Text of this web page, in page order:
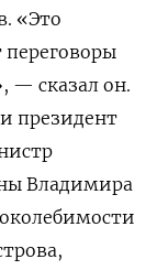
«Это
переговоры
— сказал он.
президент
Владимира